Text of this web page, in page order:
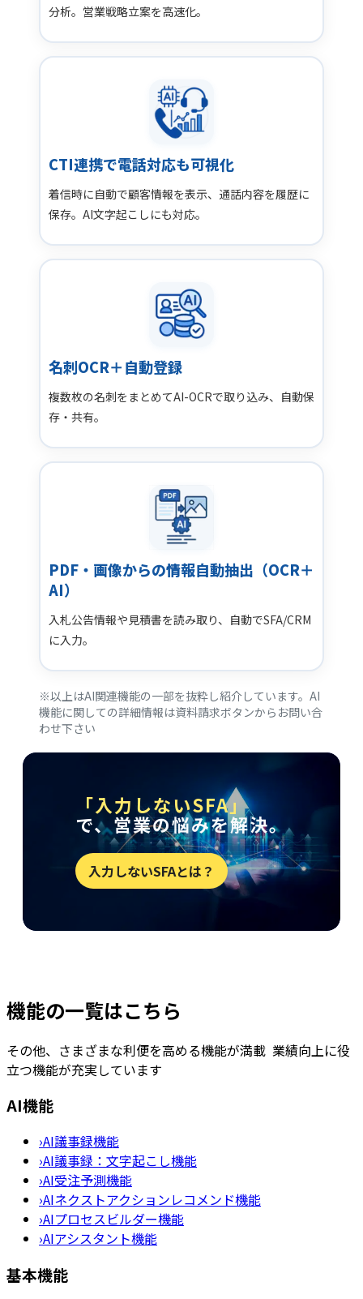
分析。営業戦略立案を高速化。
CTI連携で電話対応も可視化
着信時に自動で顧客情報を表示、通話内容を履歴に
保存。AI文字起こしにも対応。
名刺OCR＋自動登録
複数枚の名刺をまとめてAI-OCRで取り込み、自動保
存・共有。
PDF・画像からの情報自動抽出（OCR＋
AI）
入札公告情報や見積書を読み取り、自動でSFA/CRM
に入力。
※以上はAI関連機能の一部を抜粋し紹介しています。AI
機能に関しての詳細情報は資料請求ボタンからお問い合
わせ下さい
「入力しないSFA」
で、営業の悩みを解決。
入力しないSFAとは？
機能の一覧はこちら
その他、さまざまな利便を高める機能が満載 業績向上に役
立つ機能が充実しています
AI機能
›AI議事録機能
›AI議事録：文字起こし機能
›AI受注予測機能
›AIネクストアクションレコメンド機能
›AIプロセスビルダー機能
›AIアシスタント機能
基本機能